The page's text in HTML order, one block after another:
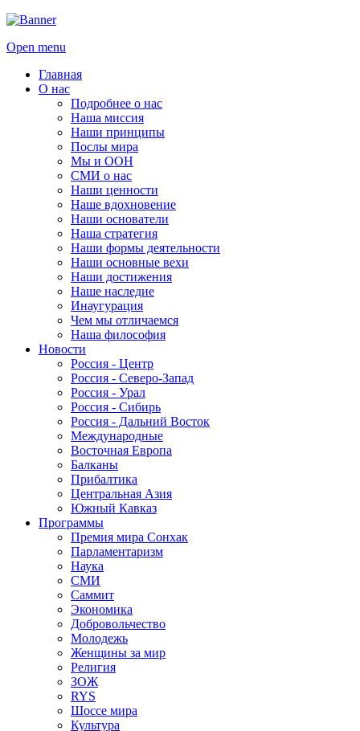
Open menu
Главная
О нас
Подробнее о нас
Наша миссия
Наши принципы
Послы мира
Мы и ООН
СМИ о нас
Наши ценности
Наше вдохновение
Наши основатели
Наша стратегия
Наши формы деятельности
Наши основные вехи
Наши достижения
Наше наследие
Инаугурация
Чем мы отличаемся
Наша философия
Новости
Россия - Центр
Россия - Северо-Запад
Россия - Урал
Россия - Сибирь
Россия - Дальний Восток
Международные
Восточная Европа
Балканы
Прибалтика
Центральная Азия
Южный Кавказ
Программы
Премия мира Сонхак
Парламентаризм
Наука
СМИ
Саммит
Экономика
Добровольчество
Молодежь
Женщины за мир
Религия
ЗОЖ
RYS
Шоссе мира
Культура